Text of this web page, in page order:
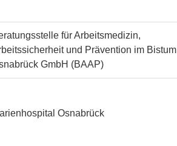
für Arbeitsmedizin,
und Prävention im Bistum
GmbH (BAAP)
Osnabrück